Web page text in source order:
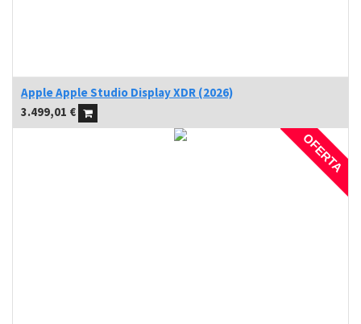
Apple Apple Studio Display XDR (2026)
3.499,01 €
OFERTA